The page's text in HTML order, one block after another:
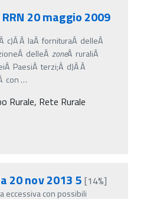
20 maggio 2009
c)Â Â laÂ fornituraÂ delleÂ
delleÂ zoneÂ ruraliÂ
PaesiÂ terzi;Â d)Â Â
con …
Rurale, Rete Rurale
20 nov 2013 5 [14%]
eccessiva con possibili